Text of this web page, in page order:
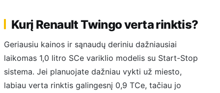
Kurį Renault Twingo verta rinktis?
Geriausiu kainos ir sąnaudų deriniu dažniausiai
laikomas 1,0 litro SCe variklio modelis su Start-Stop
sistema. Jei planuojate dažniau vykti už miesto,
labiau verta rinktis galingesnį 0,9 TCe, tačiau jo